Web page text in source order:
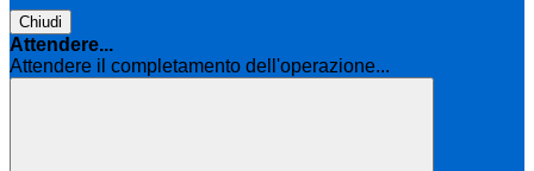
Chiudi
Attendere...
Attendere il completamento dell'operazione...